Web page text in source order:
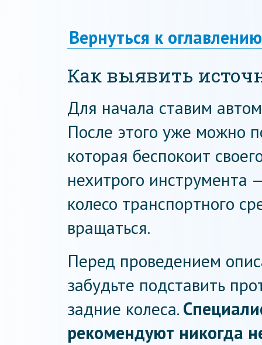
Вернуться к оглавлению
Как выявить
Для начала ставим
После этого уже можно
которая беспокоит
нехитрого инструмента
колесо транспортного
вращаться.
Перед проведением
забудьте подставить
задние колеса.
рекомендуют никогда